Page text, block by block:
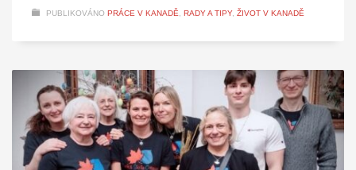
PUBLIKOVÁNO PRÁCE V KANADĚ, RADY A TIPY, ŽIVOT V KANADĚ